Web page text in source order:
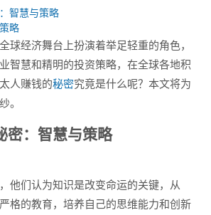
智慧与策略
略
球经济舞台上扮演着举足轻重的角色，
智慧和精明的投资策略，在全球各地积
人赚钱的秘密究竟是什么呢？本文将为
。
密：智慧与策略
他们认为知识是改变命运的关键，从
格的教育，培养自己的思维能力和创新